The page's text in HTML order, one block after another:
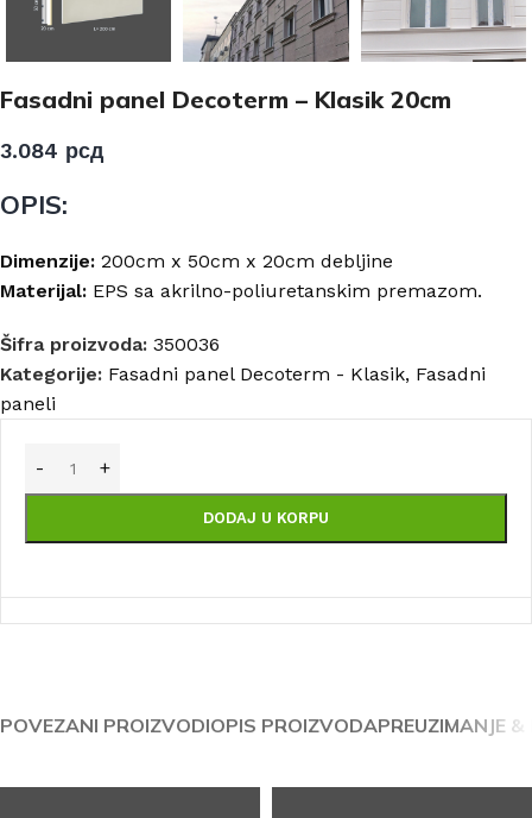
Fasadni panel Decoterm – Klasik 20cm
3.084 рсд
OPIS:
Dimenzije: 200cm x 50cm x 20cm debljine
Materijal: EPS sa akrilno-poliuretanskim premazom.
Šifra proizvoda: 350036
Kategorije: Fasadni panel Decoterm - Klasik, Fasadni
paneli
DODAJ U KORPU
POVEZANI PROIZVODIOPIS PROIZVODAPREUZIMANJE